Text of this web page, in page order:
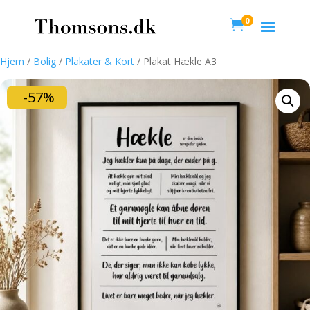
0
Hjem / Bolig / Plakater & Kort / Plakat Hækle A3
-57%